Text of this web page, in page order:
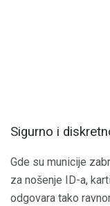
Sigurno i
Gde su municije
za nošenje ID-a,
odgovara tako